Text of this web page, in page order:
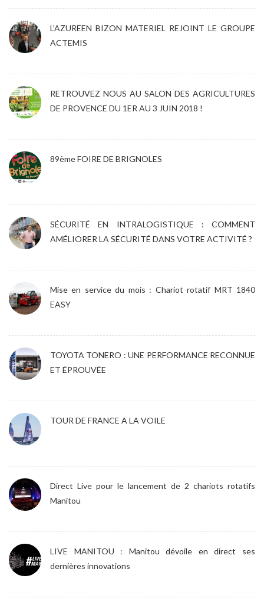
L’AZUREEN BIZON MATERIEL REJOINT LE GROUPE
ACTEMIS
RETROUVEZ NOUS AU SALON DES AGRICULTURES
DE PROVENCE DU 1ER AU 3 JUIN 2018 !
89ème FOIRE DE BRIGNOLES
SÉCURITÉ EN INTRALOGISTIQUE : COMMENT
AMÉLIORER LA SÉCURITÉ DANS VOTRE ACTIVITÉ ?
Mise en service du mois : Chariot rotatif MRT 1840
EASY
TOYOTA TONERO : UNE PERFORMANCE RECONNUE
ET ÉPROUVÉE
TOUR DE FRANCE A LA VOILE
Direct Live pour le lancement de 2 chariots rotatifs
Manitou
LIVE MANITOU : Manitou dévoile en direct ses
dernières innovations